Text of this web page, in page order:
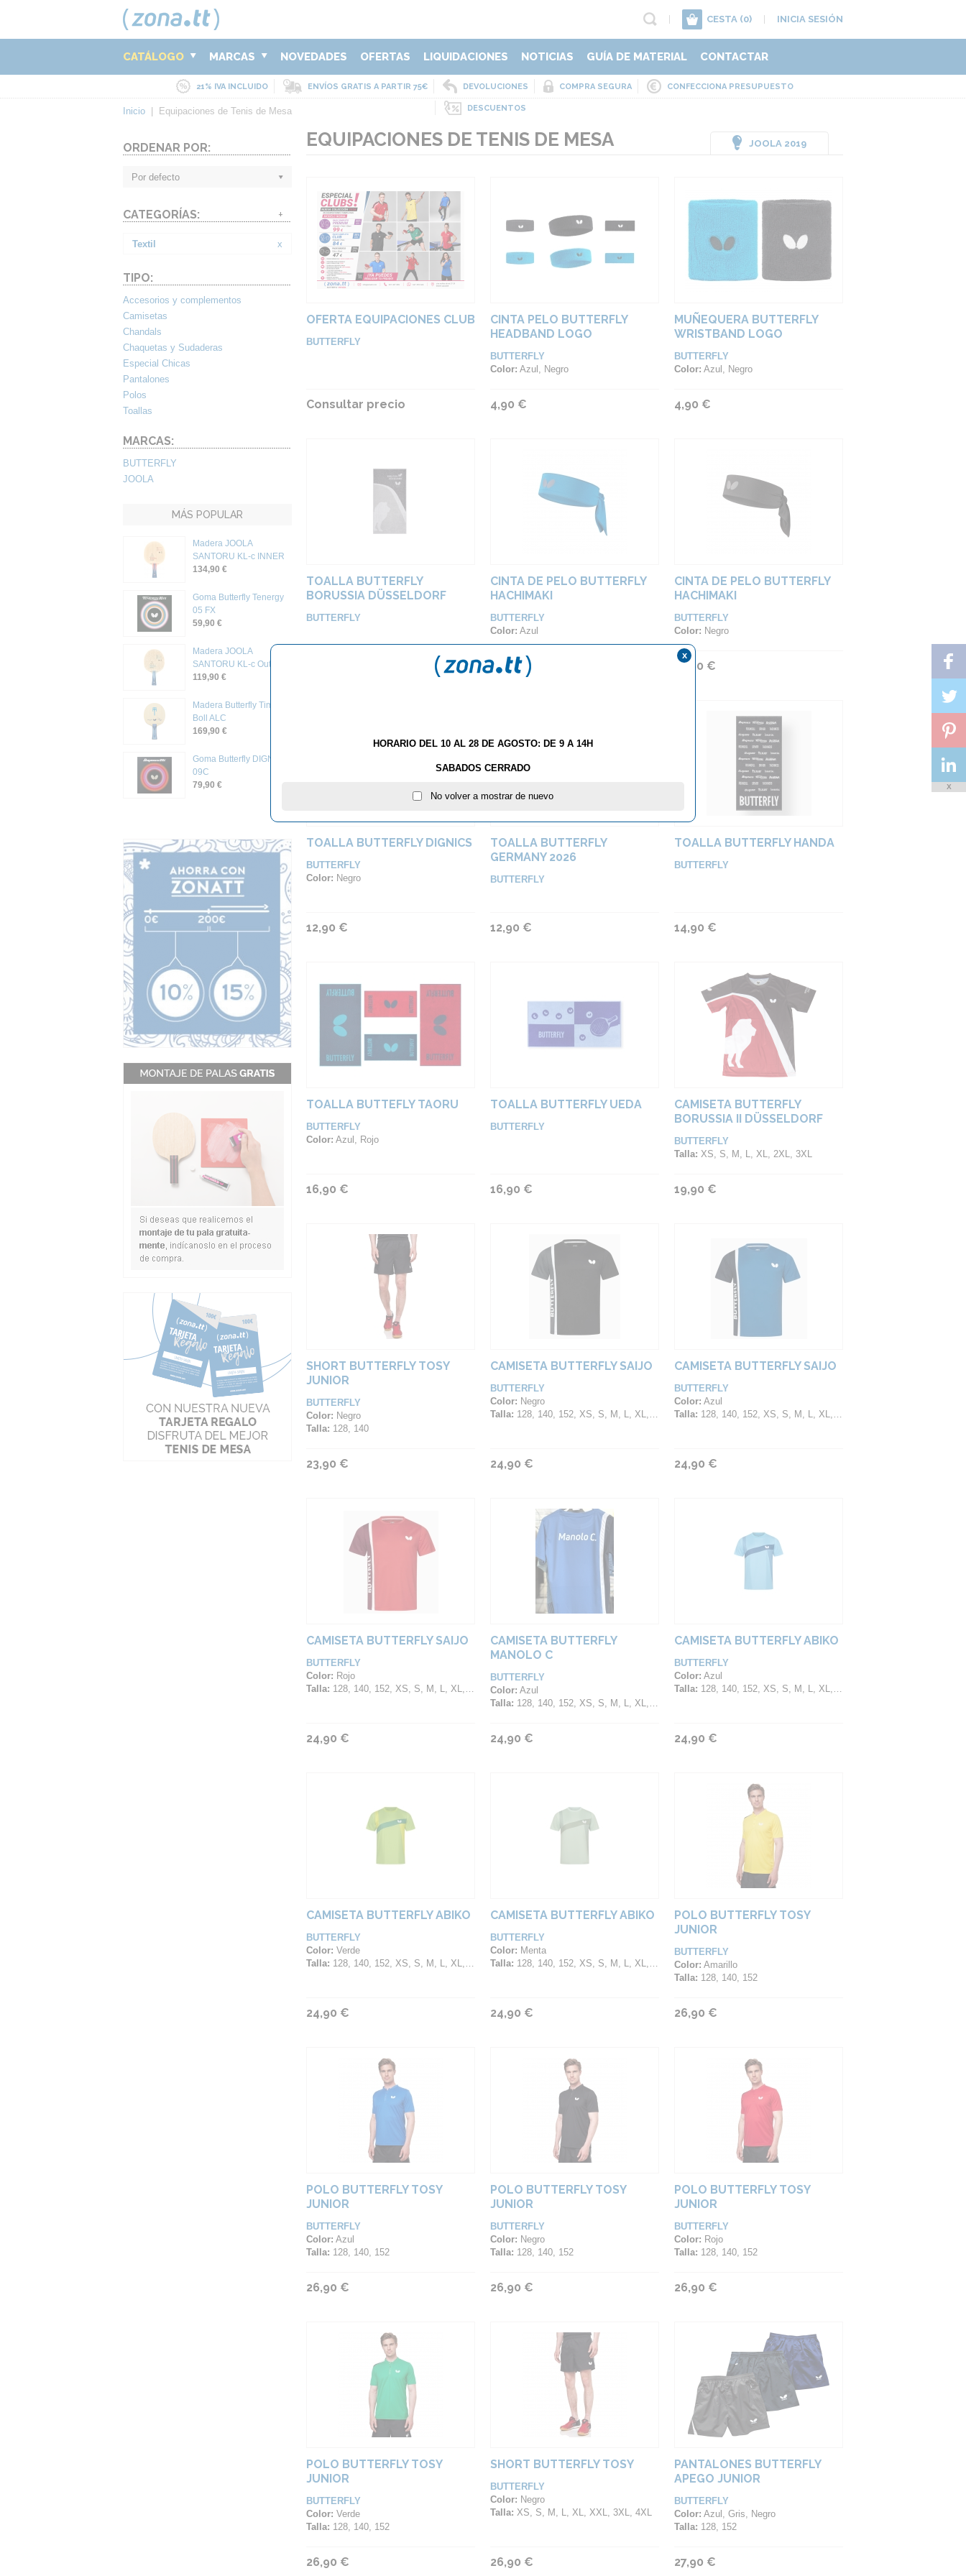
CESTA (0) INICIA SESIÓN
CATÁLOGO MARCAS NOVEDADES OFERTAS LIQUIDACIONES NOTICIAS GUÍA DE MATERIAL CONTACTAR
21% IVA INCLUIDO ENVÍOS GRATIS A PARTIR 75€ DEVOLUCIONES COMPRA SEGURA CONFECCIONA PRESUPUESTO
DESCUENTOS
Inicio Equipaciones de Tenis de Mesa
ORDENAR POR:
Por defecto
CATEGORÍAS: +
Textil x
TIPO:
Accesorios y complementos
Camisetas
Chandals
Chaquetas y Sudaderas
Especial Chicas
Pantalones
Polos
Toallas
MARCAS:
BUTTERFLY
JOOLA
MÁS POPULAR
Madera JOOLA
SANTORU KL-c INNER
134,90 €
Goma Butterfly Tenergy
05 FX
59,90 €
Madera JOOLA
SANTORU KL-c Outer
119,90 €
Madera Butterfly Timo
Boll ALC
169,90 €
Goma Butterfly DIGNICS
09C
79,90 €
EQUIPACIONES DE TENIS DE MESA JOOLA 2019
OFERTA EQUIPACIONES CLUB
BUTTERFLY
Consultar precio
CINTA PELO BUTTERFLY
HEADBAND LOGO
BUTTERFLY
Color: Azul, Negro
4,90 €
MUÑEQUERA BUTTERFLY
WRISTBAND LOGO
BUTTERFLY
Color: Azul, Negro
4,90 €
TOALLA BUTTERFLY
BORUSSIA DÜSSELDORF
BUTTERFLY
CINTA DE PELO BUTTERFLY
HACHIMAKI
BUTTERFLY
Color: Azul
12,90 €
CINTA DE PELO BUTTERFLY
HACHIMAKI
BUTTERFLY
Color: Negro
12,90 €
TOALLA BUTTERFLY DIGNICS
BUTTERFLY
Color: Negro
12,90 €
TOALLA BUTTERFLY
GERMANY 2026
BUTTERFLY
12,90 €
TOALLA BUTTERFLY HANDA
BUTTERFLY
14,90 €
TOALLA BUTTEFLY TAORU
BUTTERFLY
Color: Azul, Rojo
16,90 €
TOALLA BUTTERFLY UEDA
BUTTERFLY
16,90 €
CAMISETA BUTTERFLY
BORUSSIA II DÜSSELDORF
BUTTERFLY
Talla: XS, S, M, L, XL, 2XL, 3XL
19,90 €
SHORT BUTTERFLY TOSY
JUNIOR
BUTTERFLY
Color: Negro
Talla: 128, 140
23,90 €
CAMISETA BUTTERFLY SAIJO
BUTTERFLY
Color: Negro
Talla: 128, 140, 152, XS, S, M, L, XL, 2XL, 3XL, 4XL
24,90 €
CAMISETA BUTTERFLY SAIJO
BUTTERFLY
Color: Azul
Talla: 128, 140, 152, XS, S, M, L, XL, 2XL, 3XL, 4XL
24,90 €
CAMISETA BUTTERFLY SAIJO
BUTTERFLY
Color: Rojo
Talla: 128, 140, 152, XS, S, M, L, XL, 2XL, 3XL, 4XL
24,90 €
CAMISETA BUTTERFLY
MANOLO C
BUTTERFLY
Color: Azul
Talla: 128, 140, 152, XS, S, M, L, XL, 2XL, 3XL, 4XL
24,90 €
CAMISETA BUTTERFLY ABIKO
BUTTERFLY
Color: Azul
Talla: 128, 140, 152, XS, S, M, L, XL, 2XL, 3XL, 4XL
24,90 €
CAMISETA BUTTERFLY ABIKO
BUTTERFLY
Color: Verde
Talla: 128, 140, 152, XS, S, M, L, XL, 2XL, 3XL, 4XL
24,90 €
CAMISETA BUTTERFLY ABIKO
BUTTERFLY
Color: Menta
Talla: 128, 140, 152, XS, S, M, L, XL, 2XL, 3XL, 4XL
24,90 €
POLO BUTTERFLY TOSY
JUNIOR
BUTTERFLY
Color: Amarillo
Talla: 128, 140, 152
26,90 €
POLO BUTTERFLY TOSY
JUNIOR
BUTTERFLY
Color: Azul
Talla: 128, 140, 152
26,90 €
POLO BUTTERFLY TOSY
JUNIOR
BUTTERFLY
Color: Negro
Talla: 128, 140, 152
26,90 €
POLO BUTTERFLY TOSY
JUNIOR
BUTTERFLY
Color: Rojo
Talla: 128, 140, 152
26,90 €
POLO BUTTERFLY TOSY
JUNIOR
BUTTERFLY
Color: Verde
Talla: 128, 140, 152
26,90 €
SHORT BUTTERFLY TOSY
BUTTERFLY
Color: Negro
Talla: XS, S, M, L, XL, XXL, 3XL, 4XL
26,90 €
PANTALONES BUTTERFLY
APEGO JUNIOR
BUTTERFLY
Color: Azul, Gris, Negro
Talla: 128, 152
27,90 €
HORARIO DEL 10 AL 28 DE AGOSTO: DE 9 A 14H
SABADOS CERRADO
No volver a mostrar de nuevo
x
X